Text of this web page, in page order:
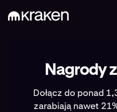
Nagrody
Dołącz do ponad
zarabiają nawet